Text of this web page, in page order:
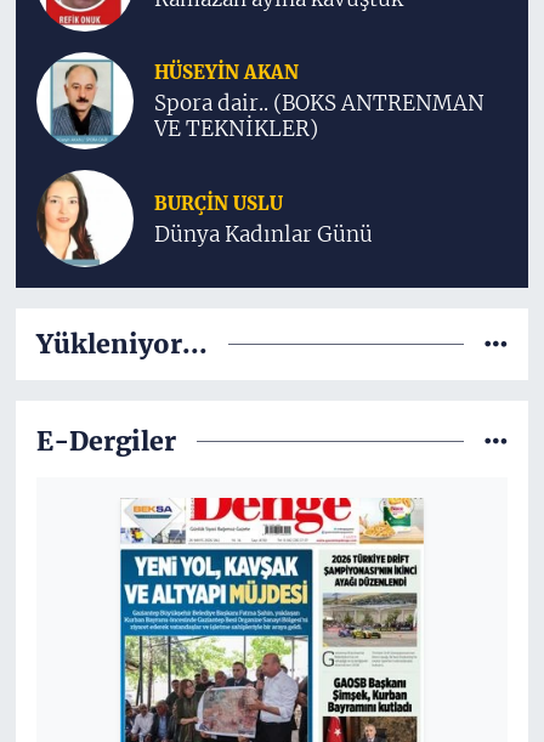
HÜSEYIN AKAN
Spora dair.. (BOKS ANTRENMAN
VE TEKNİKLER)
BURÇIN USLU
Dünya Kadınlar Günü
Yükleniyor...
E-Dergiler